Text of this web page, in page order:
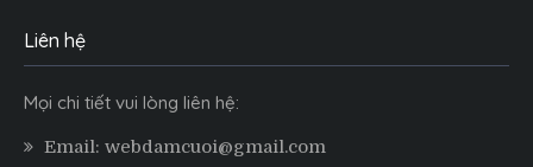
Liên hệ
Mọi chi tiết vui lòng liên hệ:
Email: webdamcuoi@gmail.com